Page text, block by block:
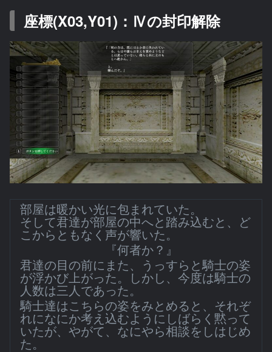
座標(X03,Y01)：Ⅳの封印解除
部屋は暖かい光に包まれていた。
そして君達が部屋の中へと踏み込むと、ど
こからともなく声が響いた。
『何者か？』
君達の目の前にまた、うっすらと騎士の姿
が浮かび上がった。しかし、今度は騎士の
人数は三人であった。
騎士達はこちらの姿をみとめると、それぞ
れになにか考え込むようにしばらく黙って
いたが、やがて、なにやら相談をしはじめ
た。